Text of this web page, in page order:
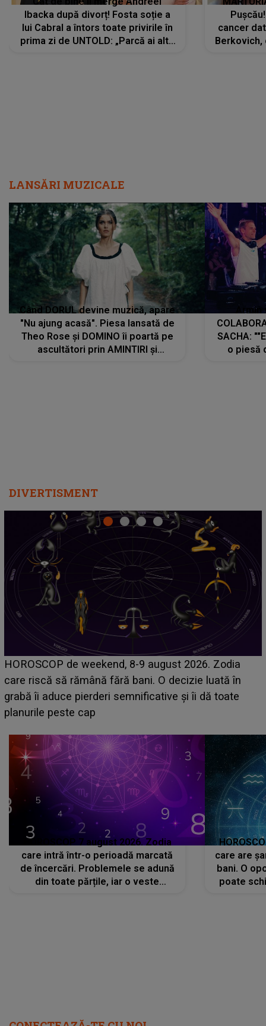
Ibacka după divorț! Fosta soție a
lui Cabral a întors toate privirile în
prima zi de UNTOLD: „Parcă ai altă
cancer
LANSĂRI MUZICALE
Când DORUL devine muzică, apare
"Nu ajung acasă". Piesa lansată de
Theo Rose și DOMINO îi poartă pe
ascultători prin AMINTIRI și
SACHA:
o piesă
DIVERTISMENT
Emanuel a ținut ACEST DETALIU ASCUNS până
acum! În fața Alexandrei, concurentul din Casa Iubirii
face o MĂRTURISIRE NEAȘTEPTATĂ despre mama
sa: "I-am spus și ei în față, eu nu te iubesc pentru
HOROSCOP 7 august 2026. Zodia
care intră într-o perioadă marcată
de încercări. Problemele se adună
din toate părțile, iar o veste
care are
bani. O
poate